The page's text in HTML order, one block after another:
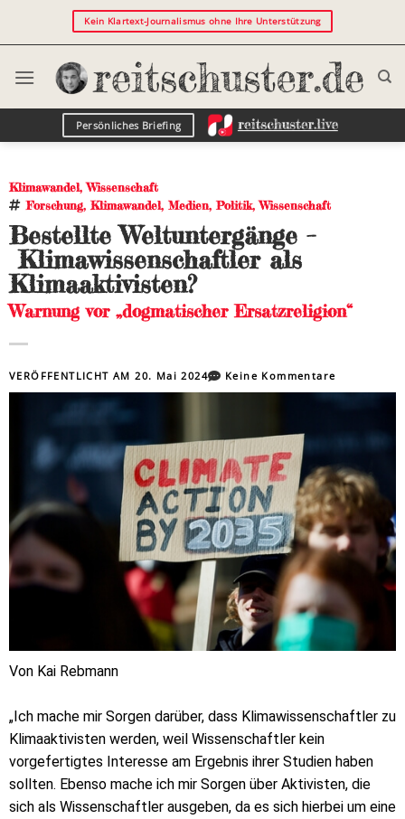
Kein Klartext-Journalismus ohne Ihre Unterstützung
Persönliches Briefing
Klimawandel,Wissenschaft
Forschung, Klimawandel, Medien,Politik,Wissenschaft
Bestellte Weltuntergänge –
Klimawissenschaftler als
Klimaaktivisten?
Warnung vor „dogmatischer Ersatzreligion“
VERÖFFENTLICHT AM20. Mai 2024 Keine Kommentare
Von Kai Rebmann
„Ich mache mir Sorgen darüber, dass Klimawissenschaftler zu
Klimaaktivisten werden, weil Wissenschaftler kein
vorgefertigtes Interesse am Ergebnis ihrer Studien haben
sollten. Ebenso mache ich mir Sorgen über Aktivisten, die
sich als Wissenschaftler ausgeben, da es sich hierbei um eine